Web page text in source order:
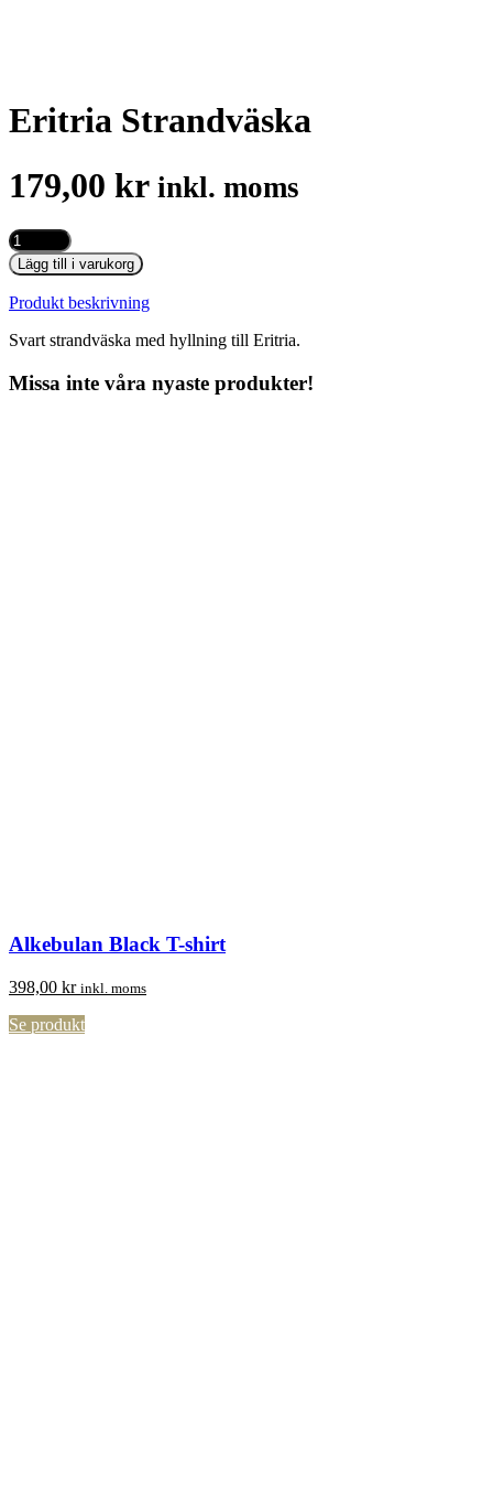
Eritria Strandväska
179,00 kr inkl. moms
Eritria
Strandväska
mängd
Lägg till i varukorg
Produkt beskrivning
Svart strandväska med hyllning till Eritria.
Missa inte våra nyaste produkter!
Alkebulan Black T-shirt
398,00 kr inkl. moms
Se produkt